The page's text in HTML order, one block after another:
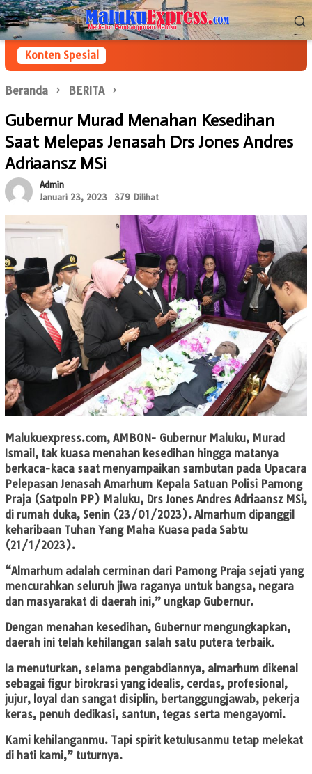
Loncat
ke
konten
Menu
Mobile
Konten Spesial
Beranda BERITA
Gubernur Murad Menahan Kesedihan
Saat Melepas Jenasah Drs Jones Andres
Adriaansz MSi
Admin
Januari 23, 2023
379 Dilihat
Malukuexpress.com, AMBON- Gubernur Maluku, Murad
Ismail, tak kuasa menahan kesedihan hingga matanya
berkaca-kaca saat menyampaikan sambutan pada Upacara
Pelepasan Jenasah Amarhum Kepala Satuan Polisi Pamong
Praja (Satpoln PP) Maluku, Drs Jones Andres Adriaansz MSi,
di rumah duka, Senin (23/01/2023). Almarhum dipanggil
keharibaan Tuhan Yang Maha Kuasa pada Sabtu
(21/1/2023).
“Almarhum adalah cerminan dari Pamong Praja sejati yang
mencurahkan seluruh jiwa raganya untuk bangsa, negara
dan masyarakat di daerah ini,” ungkap Gubernur.
Dengan menahan kesedihan, Gubernur mengungkapkan,
daerah ini telah kehilangan salah satu putera terbaik.
Ia menuturkan, selama pengabdiannya, almarhum dikenal
sebagai figur birokrasi yang idealis, cerdas, profesional,
jujur, loyal dan sangat disiplin, bertanggungjawab, pekerja
keras, penuh dedikasi, santun, tegas serta mengayomi.
Kami kehilanganmu. Tapi spirit ketulusanmu tetap melekat
di hati kami,” tuturnya.